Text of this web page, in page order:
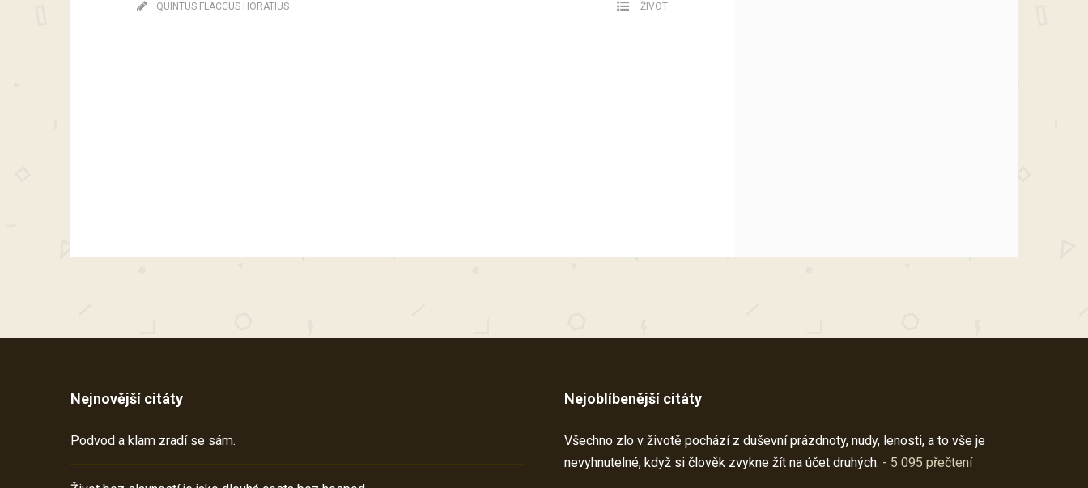
QUINTUS FLACCUS HORATIUS ŽIVOT
Nejnovější citáty
Podvod a klam zradí se sám.
Nejoblíbenější citáty
Všechno zlo v životě pochází z duševní prázdnoty, nudy, lenosti, a to vše je
nevyhnutelné, když si člověk zvykne žít na účet druhých. - 5 095 přečtení